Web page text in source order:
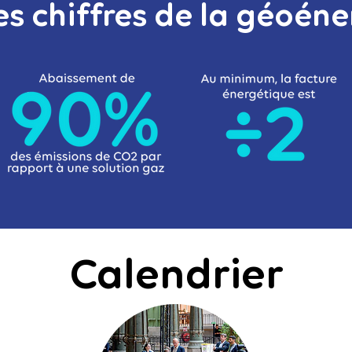
chiffres de la
Calendrier